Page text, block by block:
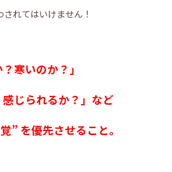
れてはいけません！
寒いのか？」
感じられるか？」など
” を優先させること。